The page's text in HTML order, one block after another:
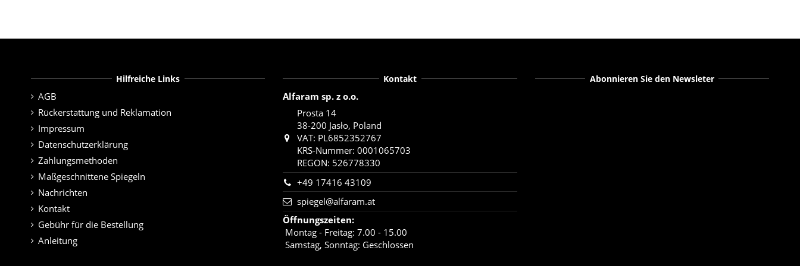
Hilfreiche Links
AGB
Rückerstattung und Reklamation
Impressum
Datenschutzerklärung
Zahlungsmethoden
Maßgeschnittene Spiegeln
Nachrichten
Kontakt
Gebühr für die Bestellung
Anleitung
Kontakt
Alfaram sp. z o.o.
Prosta 14
38-200 Jasło, Poland
VAT: PL6852352767
KRS-Nummer: 0001065703
REGON: 526778330
+49 17416 43109
spiegel@alfaram.at
Öffnungszeiten:
Montag - Freitag: 7.00 - 15.00
Samstag, Sonntag: Geschlossen
Abonnieren Sie den Newsleter